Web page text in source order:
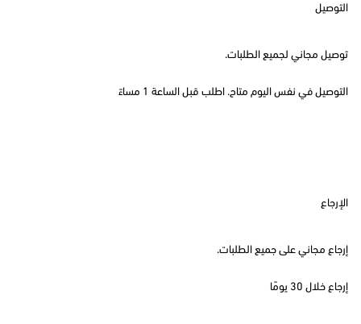
التوصيل
توصيل مجاني لجميع الطلبات.
التوصيل في نفس اليوم متاح. اطلب قبل الساعة 1 مساءً
الإرجاع
إرجاع مجاني على جميع الطلبات.
إرجاع خلال 30 يومًا